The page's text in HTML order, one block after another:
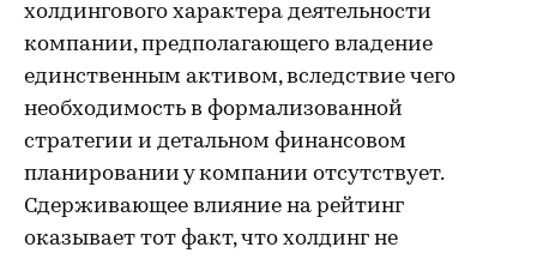
холдингового характера деятельности
компании, предполагающего владение
единственным активом, вследствие чего
необходимость в формализованной
стратегии и детальном финансовом
планировании у компании отсутствует.
Сдерживающее влияние на рейтинг
оказывает тот факт, что холдинг не